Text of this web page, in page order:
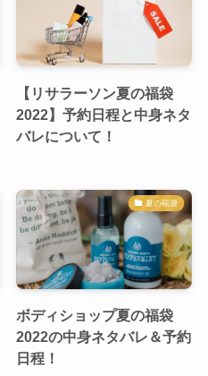
【リサラーソン夏の福袋
2022】予約日程と中身ネタ
バレについて！
夏の福袋
ボディショップ夏の福袋
2022の中身ネタバレ＆予約
日程！